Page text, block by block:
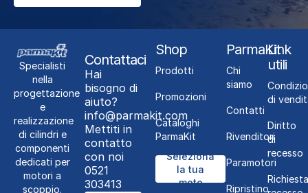
Specialisti
nella
progettazione
e
realizzazione
di cilindri e
componenti
dedicati per
motori a
scoppio.
Contattaci
Hai
bisogno di
aiuto?
info@parmakit.com
Mettiti in
contatto
con noi
0521
303413
Shop
Prodotti
Promozioni
Cataloghi
ParmaKit
Seleziona
la tua
moto
ParmaKit
Chi
siamo
Contatti
Rivenditori
Paramotori
Ripristino
Link
utili
di
Diritto
di
recesso
Richiesta